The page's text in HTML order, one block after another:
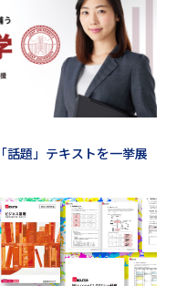
話題」テキストを一挙展